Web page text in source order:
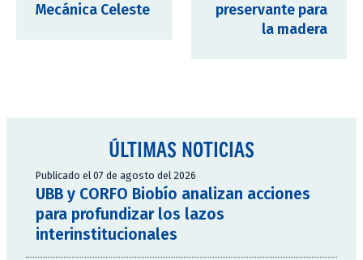
Mecánica Celeste
preservante para
la madera
ÚLTIMAS NOTICIAS
Publicado el 07 de agosto del 2026
UBB y CORFO Biobío analizan acciones
para profundizar los lazos
interinstitucionales